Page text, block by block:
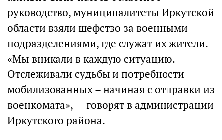
руководство, муниципалитеты Иркутской
области взяли шефство за военными
подразделениями, где служат их жители.
«Мы вникали в каждую ситуацию.
Отслеживали судьбы и потребности
мобилизованных – начиная с отправки из
военкомата», — говорят в администрации
Иркутского района.